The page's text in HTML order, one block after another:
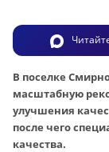
В поселке
масштабную
улучшения
после чего
качества.